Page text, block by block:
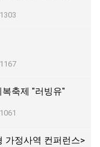
축제 "러빙유"
가정사역 컨퍼런스>